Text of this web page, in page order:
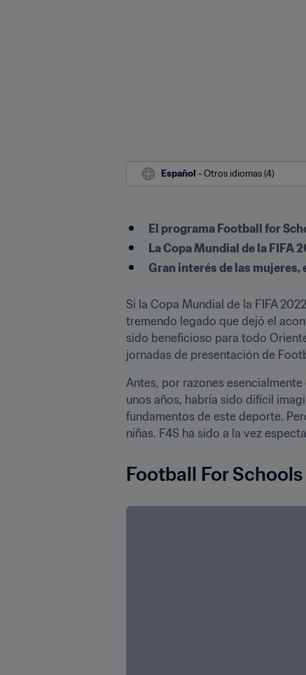
Español - Otros idiomas (4)
El programa Football for
La Copa Mundial de la FIFA
Gran interés de las mujeres,
Si la Copa Mundial de la FIFA
tremendo legado que dejó el
sido beneficioso para todo
jornadas de presentación de
Antes, por razones
unos años, habría sido difícil
fundamentos de este deporte.
niñas. F4S ha sido a la vez
Football For